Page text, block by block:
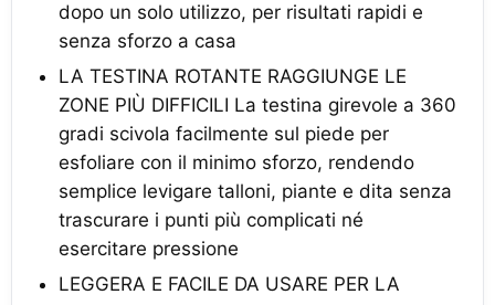
dopo un solo utilizzo, per risultati rapidi e
senza sforzo a casa
LA TESTINA ROTANTE RAGGIUNGE LE
ZONE PIÙ DIFFICILI La testina girevole a 360
gradi scivola facilmente sul piede per
esfoliare con il minimo sforzo, rendendo
semplice levigare talloni, piante e dita senza
trascurare i punti più complicati né
esercitare pressione
LEGGERA E FACILE DA USARE PER LA